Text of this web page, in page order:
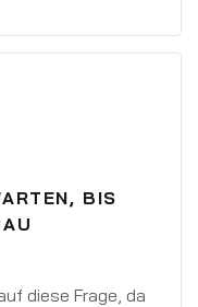
BIS
diese Frage, da